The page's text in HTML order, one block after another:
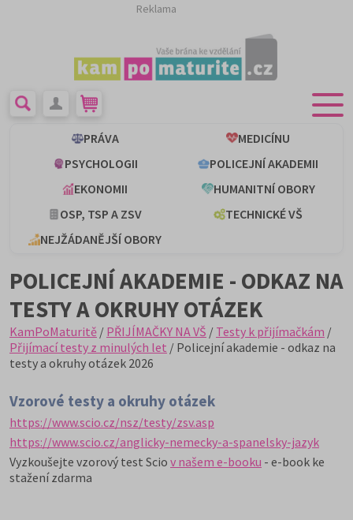
Reklama
PRÁVA
MEDICÍNU
PSYCHOLOGII
POLICEJNÍ AKADEMII
EKONOMII
HUMANITNÍ OBORY
OSP, TSP A ZSV
TECHNICKÉ VŠ
NEJŽÁDANĚJŠÍ OBORY
POLICEJNÍ AKADEMIE - ODKAZ NA
TESTY A OKRUHY OTÁZEK
KamPoMaturitě / PŘIJÍMAČKY NA VŠ / Testy k přijímačkám /
Přijímací testy z minulých let / Policejní akademie - odkaz na
testy a okruhy otázek 2026
Vzorové testy a okruhy otázek
https://www.scio.cz/nsz/testy/zsv.asp
https://www.scio.cz/anglicky-nemecky-a-spanelsky-jazyk
Vyzkoušejte vzorový test Scio v našem e-booku - e-book ke
stažení zdarma